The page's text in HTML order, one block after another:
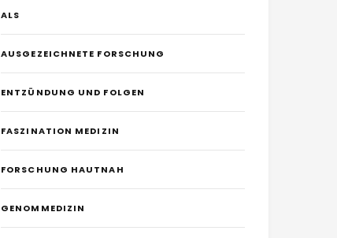
ALS
AUSGEZEICHNETE FORSCHUNG
ENTZÜNDUNG UND FOLGEN
FASZINATION MEDIZIN
FORSCHUNG HAUTNAH
GENOMMEDIZIN